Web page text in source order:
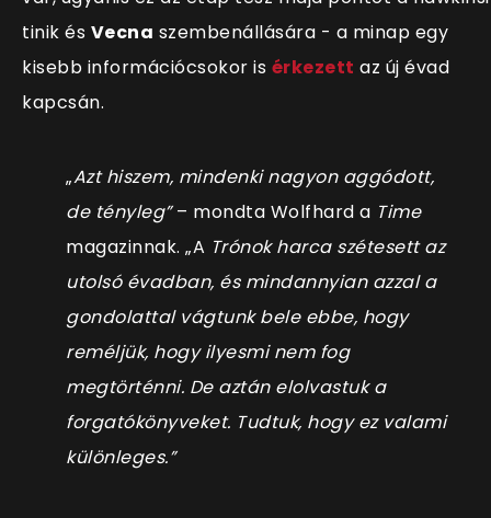
tinik és Vecna szembenállására - a minap egy
kisebb információcsokor is érkezett az új évad
kapcsán.
„Azt hiszem, mindenki nagyon aggódott,
de tényleg”– mondta Wolfhard a Time
magazinnak. „A Trónok harca szétesett az
utolsó évadban, és mindannyian azzal a
gondolattal vágtunk bele ebbe, hogy
reméljük, hogy ilyesmi nem fog
megtörténni. De aztán elolvastuk a
forgatókönyveket. Tudtuk, hogy ez valami
különleges.”